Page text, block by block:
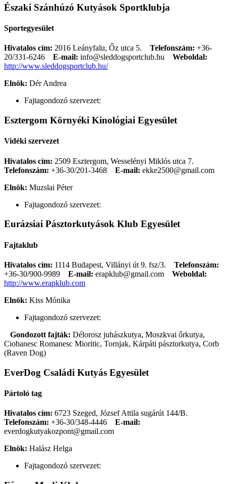
Északi Szánhúzó Kutyások Sportklubja
Sportegyesület
Hivatalos cím: 2016 Leányfalu, Őz utca 5. Telefonszám: +36-
20/331-6246
E-mail: info@sleddogsportclub.hu
Weboldal:
http://www.sleddogsportclub.hu/
Elnök: Dér Andrea
Fajtagondozó szervezet:
Esztergom Környéki Kinológiai Egyesület
Vidéki szervezet
Hivatalos cím: 2509 Esztergom, Wesselényi Miklós utca 7.
Telefonszám: +36-30/201-3468 E-mail: ekke2500@gmail.com
Elnök: Muzslai Péter
Fajtagondozó szervezet:
Eurázsiai Pásztorkutyások Klub Egyesület
Fajtaklub
Hivatalos cím: 1114 Budapest, Villányi út 9. fsz/3. Telefonszám:
+36-30/900-9989
E-mail: erapklub@gmail.com
Weboldal:
http://www.erapklub.com
Elnök: Kiss Mónika
Fajtagondozó szervezet:
Gondozott fajták: Délorosz juhászkutya, Moszkvai őrkutya,
Ciobanesc Romanesc Mioritic, Tornjak, Kárpáti pásztorkutya, Corb
(Raven Dog)
EverDog Családi Kutyás Egyesület
Pártoló tag
Hivatalos cím: 6723 Szeged, József Attila sugárút 144/B.
Telefonszám: +36-30/348-4446
E-mail:
everdogkutyakozpont@gmail.com
Elnök: Halász Helga
Fajtagondozó szervezet: